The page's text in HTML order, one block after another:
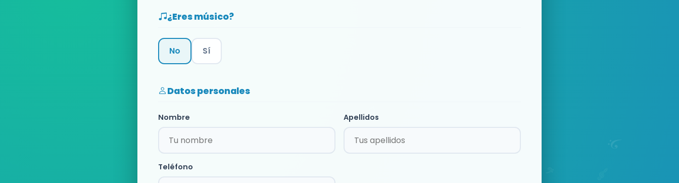
¿Eres músico?
No Sí
Datos personales
Nombre Apellidos
Teléfono